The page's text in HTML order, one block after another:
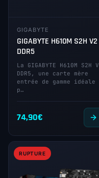
GIGABYTE
GIGABYTE H610M S2H V2
DDR5
La GIGABYTE H610M S2H
DDR5, une carte mère
entrée de gamme idéale
p…
74,90€
RUPTURE